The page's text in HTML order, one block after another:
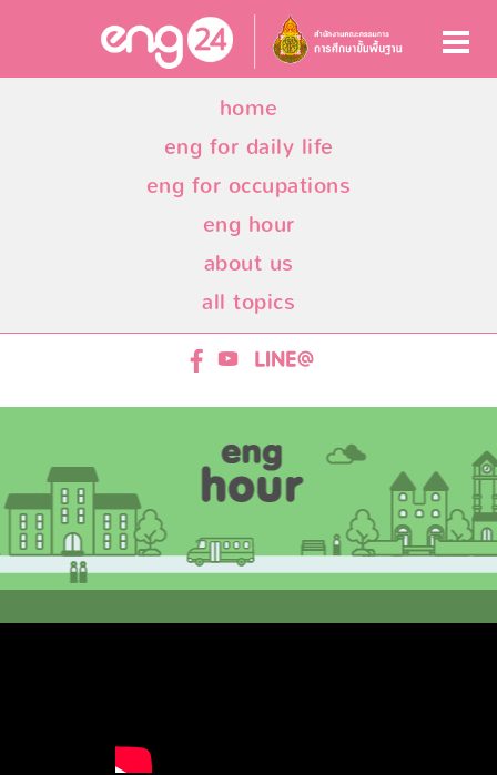
home
eng for daily life
eng for occupations
eng hour
about us
all topics